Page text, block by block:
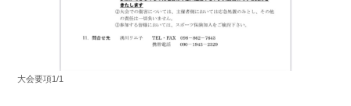
大会要項1/1